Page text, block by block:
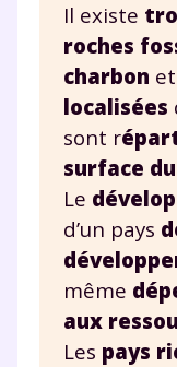
Il existe
roches
charbon
localisées
sont r
surface
Le
d’un pays
même
aux
Les pays
* Votre code
renseignant votre
données à
la marque
accès au service
savoir plus sur la
pour exercer vos
charte .